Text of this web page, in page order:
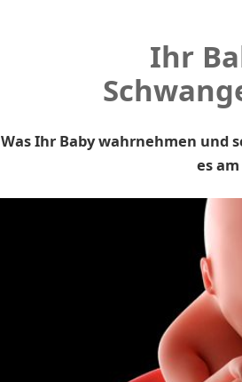
Ihr
Was Ihr Baby wahrnehmen und
es